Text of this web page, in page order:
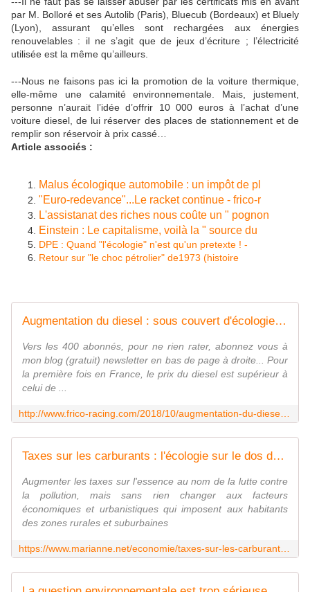
par M. Bolloré et ses Autolib (Paris), Bluecub (Bordeaux) et Bluely
(Lyon), assurant qu’elles sont rechargées aux énergies
renouvelables : il ne s’agit que de jeux d’écriture ; l’électricité
utilisée est la même qu’ailleurs.
---Nous ne faisons pas ici la promotion de la voiture thermique,
elle-même une calamité environnementale. Mais, justement,
personne n’aurait l’idée d’offrir 10 000 euros à l’achat d’une
voiture diesel, de lui réserver des places de stationnement et de
remplir son réservoir à prix cassé…
Article associés :
Malus écologique automobile : un impôt de pl
"Euro-redevance"...Le racket continue - frico-r
L'assistanat des riches nous coûte un " pognon
Einstein : Le capitalisme, voilà la " source du
DPE : Quand "l'écologie" n'est qu'un pretexte ! -
Retour sur "le choc pétrolier" de1973 (histoire
Augmentation du diesel : sous couvert d'écologie, l'État se renfloue au détriment des plus précaires. - frico-racing-passion moto
Vers les 400 abonnés, pour ne rien rater, abonnez vous à
mon blog (gratuit) newsletter en bas de page à droite... Pour
la première fois en France, le prix du diesel est supérieur à
celui de ...
Taxes sur les carburants : l'écologie sur le dos des pauvres
Augmenter les taxes sur l'essence au nom de la lutte contre
la pollution, mais sans rien changer aux facteurs
économiques et urbanistiques qui imposent aux habitants
des zones rurales et suburbaines